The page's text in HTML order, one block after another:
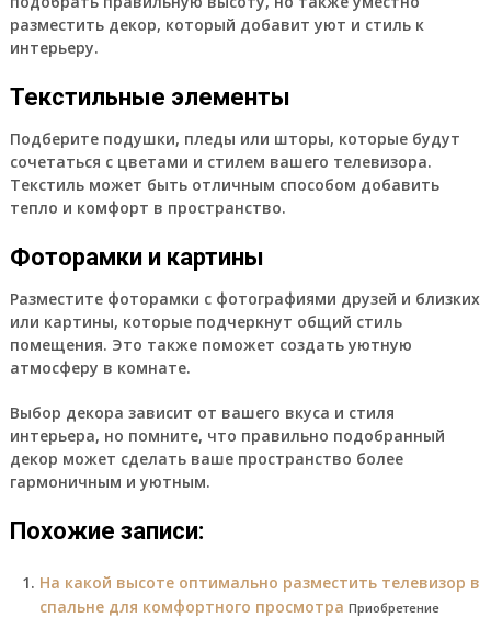
разместить декор, который добавит уют и стиль к
интерьеру.
Текстильные элементы
Подберите подушки, пледы или шторы, которые будут
сочетаться с цветами и стилем вашего телевизора.
Текстиль может быть отличным способом добавить
тепло и комфорт в пространство.
Фоторамки и картины
Разместите фоторамки с фотографиями друзей и близких
или картины, которые подчеркнут общий стиль
помещения. Это также поможет создать уютную
атмосферу в комнате.
Выбор декора зависит от вашего вкуса и стиля
интерьера, но помните, что правильно подобранный
декор может сделать ваше пространство более
гармоничным и уютным.
Похожие записи:
На какой высоте оптимально разместить телевизор в
спальне для комфортного просмотра Приобретение